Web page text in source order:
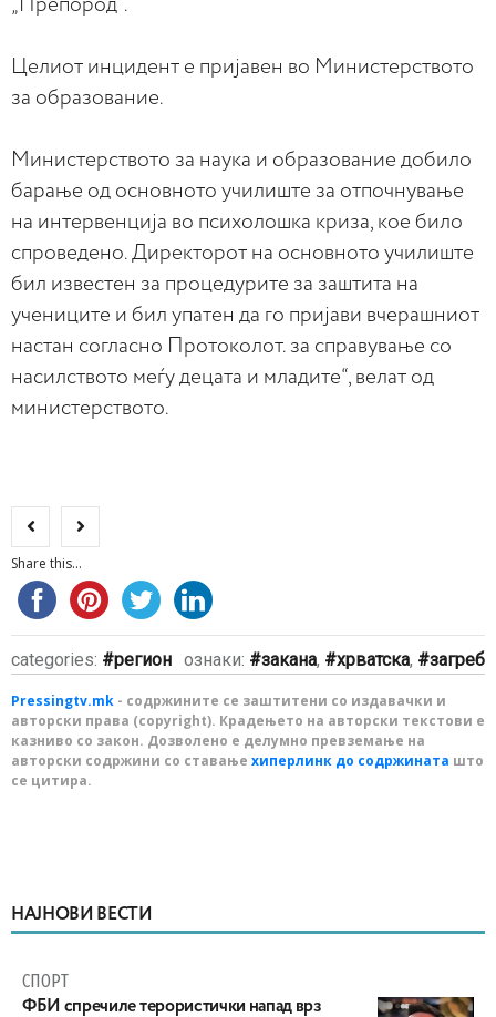
„Препород“.
Целиот инцидент е пријавен во Министерството
за образование.
Министерството за наука и образование добило
барање од основното училиште за отпочнување
на интервенција во психолошка криза, кое било
спроведено. Директорот на основното училиште
бил известен за процедурите за заштита на
учениците и бил упатен да го пријави вчерашниот
настан согласно Протоколот. за справување со
насилството меѓу децата и младите“, велат од
министерството.
Share this...
categories: регион ознаки: закана, хрватска, загреб
Pressingtv.mk - содржините се заштитени со издавачки и
авторски права (copyright). Крадењето на авторски текстови е
казниво со закон. Дозволено е делумно превземање на
авторски содржини со ставање хиперлинк до содржината што
се цитира.
НАЈНОВИ ВЕСТИ
СПОРТ
ФБИ спречиле терористички напад врз